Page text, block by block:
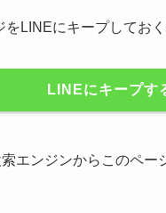
をLINEにキープしてお
LINEにキープす
エンジンからこのペー